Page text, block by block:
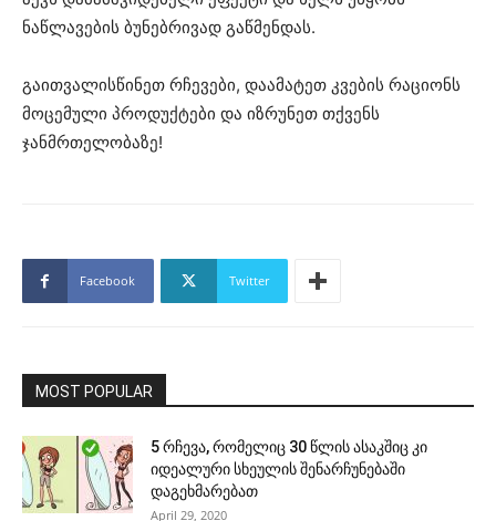
ნაწლავების ბუნებრივად გაწმენდას.
გაითვალისწინეთ რჩევები, დაამატეთ კვების რაციონს
მოცემული პროდუქტები და იზრუნეთ თქვენს
ჯანმრთელობაზე!
Facebook Twitter
MOST POPULAR
5 რჩევა, რომელიც 30 წლის ასაკშიც კი
იდეალური სხეულის შენარჩუნებაში
დაგეხმარებათ
April 29, 2020